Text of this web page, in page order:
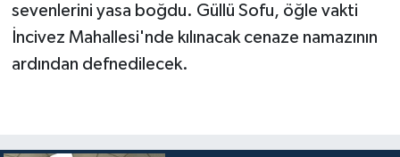
sevenlerini yasa boğdu. Güllü Sofu, öğle vakti
İncivez Mahallesi'nde kılınacak cenaze namazının
ardından defnedilecek.